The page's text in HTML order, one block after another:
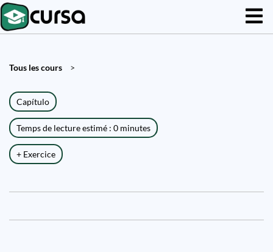
Tous les cours >
Capítulo
Temps de lecture estimé : 0 minutes
+ Exercice